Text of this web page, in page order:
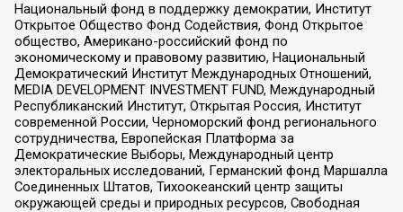
Национальный фонд в поддержку демократии, Институт
Открытое Общество Фонд Содействия, Фонд Открытое
общество, Американо-российский фонд по
экономическому и правовому развитию, Национальный
Демократический Институт Международных Отношений,
MEDIA DEVELOPMENT INVESTMENT FUND, Международный
Республиканский Институт, Открытая Россия, Институт
современной России, Черноморский фонд регионального
сотрудничества, Европейская Платформа за
Демократические Выборы, Международный центр
электоральных исследований, Германский фонд Маршалла
Соединенных Штатов, Тихоокеанский центр защиты
окружающей среды и природных ресурсов, Свободная